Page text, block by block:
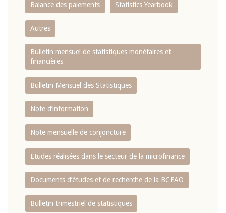
Balance des paiements Statistics Yearbook
Autres
Bulletin mensuel de statistiques monétaires et
financières
Bulletin Mensuel des Statistiques
Note d’information
Note mensuelle de conjoncture
Etudes réalisées dans le secteur de la microfinance
Documents d’études et de recherche de la BCEAO
Bulletin trimestriel de statistiques